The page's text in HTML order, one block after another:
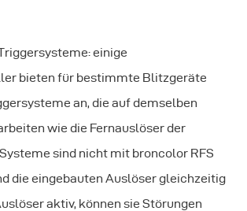
einige
bieten für bestimmte Blitzgeräte
an, die auf demselben
wie die Fernauslöser der
sind nicht mit broncolor RFS
die eingebauten Auslöser gleichzeitig
aktiv, können sie Störungen